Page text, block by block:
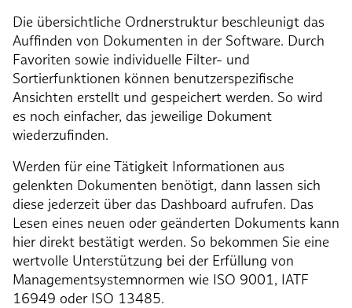
Die übersichtliche Ordnerstruktur beschleunigt das
Auffinden von Dokumenten in der Software. Durch
Favoriten sowie individuelle Filter- und
Sortierfunktionen können benutzerspezifische
Ansichten erstellt und gespeichert werden. So wird
es noch einfacher, das jeweilige Dokument
wiederzufinden.
Werden für eine Tätigkeit Informationen aus
gelenkten Dokumenten benötigt, dann lassen sich
diese jederzeit über das Dashboard aufrufen. Das
Lesen eines neuen oder geänderten Dokuments kann
hier direkt bestätigt werden. So bekommen Sie eine
wertvolle Unterstützung bei der Erfüllung von
Managementsystemnormen wie ISO 9001, IATF
16949 oder ISO 13485.